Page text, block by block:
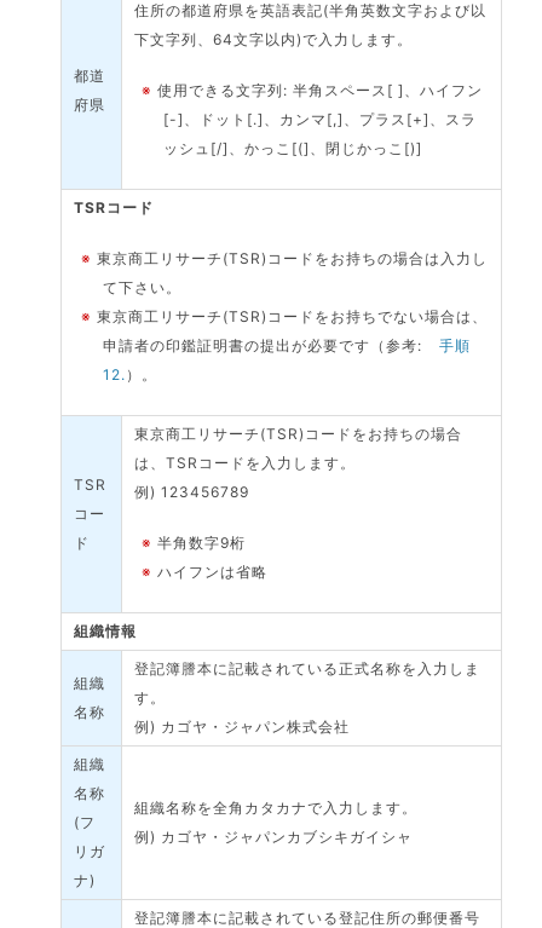
都道
府県
住所の都道府県を英語表記(半角英数文字および以
下文字列、64文字以内)で入力します。
※使用できる文字列: 半角スペース[ ]、ハイフン
[-]、ドット[.]、カンマ[,]、プラス[+]、スラ
ッシュ[/]、かっこ[(]、閉じかっこ[)]
TSRコード
※東京商工リサーチ(TSR)コードをお持ちの場合は入力し
て下さい。
※東京商工リサーチ(TSR)コードをお持ちでない場合は、
申請者の印鑑証明書の提出が必要です（参考:
手順
12. ）。
TSR
コー
ド
東京商工リサーチ(TSR)コードをお持ちの場合
は、TSRコードを入力します。
例) 123456789
※半角数字9桁
※ハイフンは省略
組織情報
組織
名称
登記簿謄本に記載されている正式名称を入力しま
す。
例) カゴヤ・ジャパン株式会社
組織
名称
(フ
リガ
ナ)
組織名称を全角カタカナで入力します。
例) カゴヤ・ジャパンカブシキガイシャ
登記簿謄本に記載されている登記住所の郵便番号